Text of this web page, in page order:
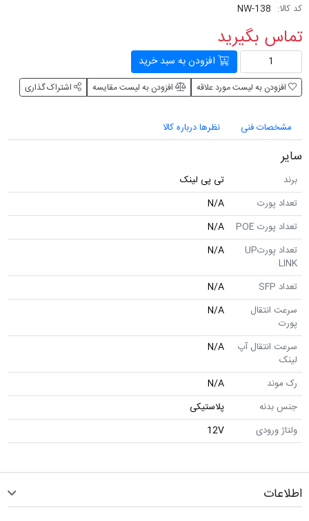
کد کالا: NW-138
تماس بگیرید
افزودن به سبد خرید
افزودن به لیست مورد علاقه افزودن به لیست مقایسه اشتراک گذاری
مشخصات فنی نظرها درباره کالا
سایر
برند
تی پی لینک
تعداد پورت
N/A
تعداد پورت POE
N/A
تعداد پورتUP
LINK
N/A
تعداد SFP
N/A
سرعت انتقال
پورت
N/A
سرعت انتقال آپ
لینک
N/A
رک موند
N/A
جنس بدنه
پلاستیکی
ولتاژ ورودی
12V
اطلاعات